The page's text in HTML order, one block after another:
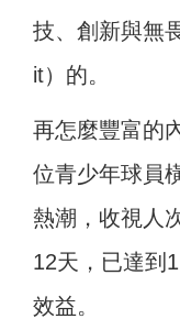
技、創新與無
it）的。
再怎麼豐富的
位青少年球員
熱潮，收視人
12天，已達到
效益。